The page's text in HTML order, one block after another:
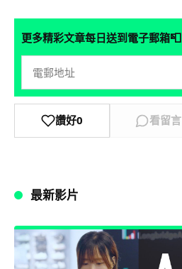
更多精彩文章每日送到電子郵箱📮
讚好0 看留言
最新影片